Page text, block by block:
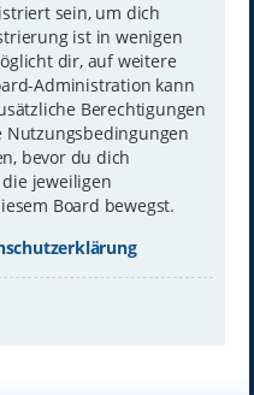
sein, um dich
ist in wenigen
dir, auf weitere
Administration kann
Berechtigungen
Nutzungsbedingungen
bevor du dich
jeweiligen
Board bewegst.